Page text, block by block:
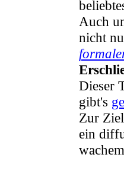
Auch
nicht
Dieser
gibt's
Zur
ein